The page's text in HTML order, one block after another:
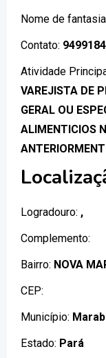
Nome de
Contato:
Atividade
VAREJISTA DE
GERAL OU
ALIMENTICIOS
Logradouro: ,
Complemento:
Bairro: NOVA
CEP:
Município:
Estado: Pará